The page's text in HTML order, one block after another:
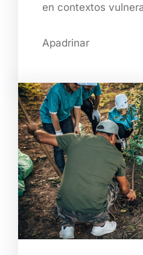
en contextos
Apadrinar